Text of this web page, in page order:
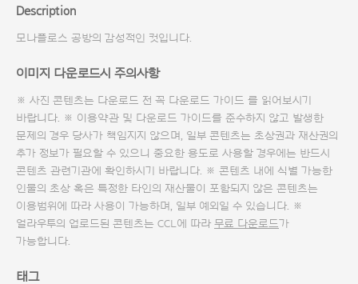
Description
모나플로스 공방의 감성적인 컷입니다.
이미지 다운로드시 주의사항
※ 사진 콘텐츠는 다운로드 전 꼭 다운로드 가이드 를 읽어보시기
바랍니다. ※ 이용약관 및 다운로드 가이드를 준수하지 않고 발생한
문제의 경우 당사가 책임지지 않으며, 일부 콘텐츠는 초상권과 재산권의
추가 정보가 필요할 수 있으니 중요한 용도로 사용할 경우에는 반드시
콘텐츠 관련기관에 확인하시기 바랍니다. ※ 콘텐츠 내에 식별 가능한
인물의 초상 혹은 특정한 타인의 재산물이 포함되지 않은 콘텐츠는
이용범위에 따라 사용이 가능하며, 일부 예외일 수 있습니다. ※
얼라우투의 업로드된 콘텐츠는 CCL에 따라 무료 다운로드가
가능합니다.
태그